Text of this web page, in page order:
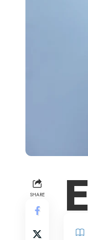
SHARE E